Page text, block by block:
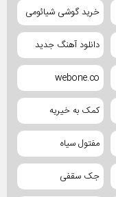
خرید گوشی شیائومی
دانلود آهنگ جدید
webone.co
کمک به خیریه
مفتول سیاه
جک سقفی